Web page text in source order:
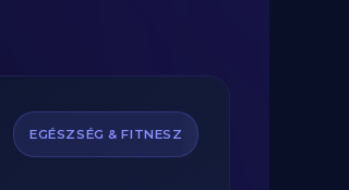
EGÉSZSÉG & FITNESZ